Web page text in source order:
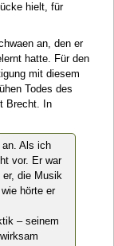
hielt, für
an, den er
hatte. Für den
mit diesem
Todes des
Brecht. In
Als ich
vor. Er war
die Musik
hörte er
– seinem